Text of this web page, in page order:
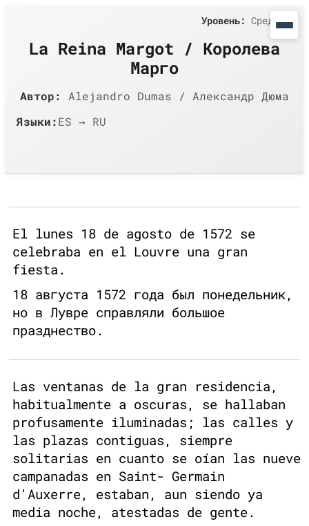
La Reina Margot / Королева
Марго
Автор:
Alejandro Dumas / Александр Дюма
Языки:ES → RU
Уровень: Средний
El lunes 18 de agosto de 1572 se
celebraba en el Louvre una gran
fiesta.
18 августа 1572 года был понедельник,
но в Лувре справляли большое
празднество.
Las ventanas de la gran residencia,
habitualmente a oscuras, se hallaban
profusamente iluminadas; las calles y
las plazas contiguas, siempre
solitarias en cuanto se oían las nueve
campanadas en Saint- Germain
d'Auxerre, estaban, aun siendo ya
media noche, atestadas de gente.